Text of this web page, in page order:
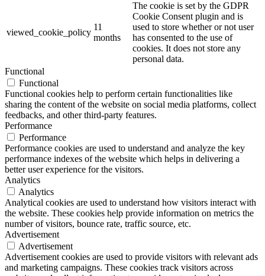
viewed_cookie_policy
11
months
The cookie is set by the GDPR
Cookie Consent plugin and is
used to store whether or not user
has consented to the use of
cookies. It does not store any
personal data.
Functional
Functional
Functional cookies help to perform certain functionalities like
sharing the content of the website on social media platforms, collect
feedbacks, and other third-party features.
Performance
Performance
Performance cookies are used to understand and analyze the key
performance indexes of the website which helps in delivering a
better user experience for the visitors.
Analytics
Analytics
Analytical cookies are used to understand how visitors interact with
the website. These cookies help provide information on metrics the
number of visitors, bounce rate, traffic source, etc.
Advertisement
Advertisement
Advertisement cookies are used to provide visitors with relevant ads
and marketing campaigns. These cookies track visitors across